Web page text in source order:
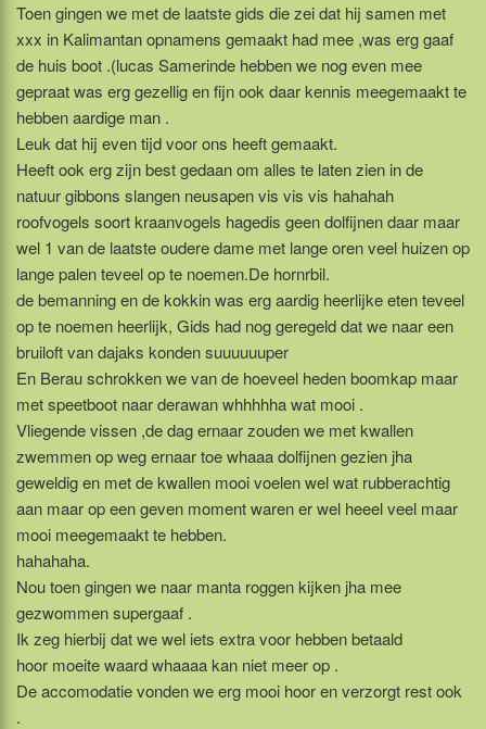
Toen gingen we met de laatste gids die zei dat hij samen met
xxx in Kalimantan opnamens gemaakt had mee ,was erg gaaf
de huis boot .(lucas Samerinde hebben we nog even mee
gepraat was erg gezellig en fijn ook daar kennis meegemaakt te
hebben aardige man .
Leuk dat hij even tijd voor ons heeft gemaakt.
Heeft ook erg zijn best gedaan om alles te laten zien in de
natuur gibbons slangen neusapen vis vis vis hahahah
roofvogels soort kraanvogels hagedis geen dolfijnen daar maar
wel 1 van de laatste oudere dame met lange oren veel huizen op
lange palen teveel op te noemen.De hornrbil.
de bemanning en de kokkin was erg aardig heerlijke eten teveel
op te noemen heerlijk, Gids had nog geregeld dat we naar een
bruiloft van dajaks konden suuuuuuper
En Berau schrokken we van de hoeveel heden boomkap maar
met speetboot naar derawan whhhhha wat mooi .
Vliegende vissen ,de dag ernaar zouden we met kwallen
zwemmen op weg ernaar toe whaaa dolfijnen gezien jha
geweldig en met de kwallen mooi voelen wel wat rubberachtig
aan maar op een geven moment waren er wel heeel veel maar
mooi meegemaakt te hebben.
hahahaha.
Nou toen gingen we naar manta roggen kijken jha mee
gezwommen supergaaf .
Ik zeg hierbij dat we wel iets extra voor hebben betaald
hoor moeite waard whaaaa kan niet meer op .
De accomodatie vonden we erg mooi hoor en verzorgt rest ook
.